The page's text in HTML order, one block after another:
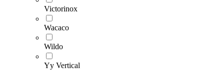
Victorinox
Wacaco
Wildo
Yy Vertical